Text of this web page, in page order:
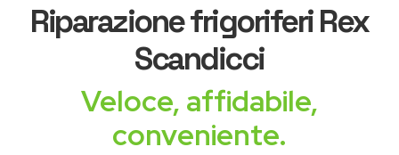
Riparazionefrigoriferi Rex
Scandicci
Veloce, affidabile,
conveniente.